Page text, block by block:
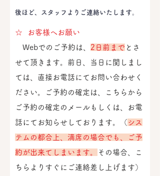
​後ほど、スタッフよりご連絡いたします。
☆ お客様へお願い
Webでのご予約は、 2日前まで とさ
せて頂きます。前日、当日に関しまし
ては、直接お電話にてお問い合わせく
ださい。ご予約の確定は、こちらから
ご予約の確定のメールもしくは、お電
話にてお知らせしております。（ シス
テムの都合上、満席の場合でも、ご予
約が出来てしまいます。
その場合、こ
ちらよりすぐにご連絡差し上げます）